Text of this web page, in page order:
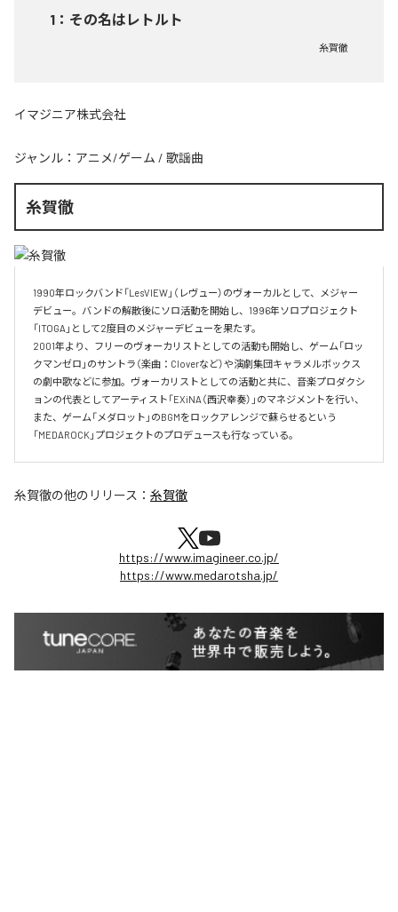
1 ： その名はレトルト
糸賀徹
イマジニア株式会社
ジャンル： アニメ/ゲーム / 歌謡曲
糸賀徹
1990年ロックバンド「LesVIEW」（レヴュー）のヴォーカルとして、メジャー
デビュー。バンドの解散後にソロ活動を開始し、1996年ソロプロジェクト
「ITOGA」として2度目のメジャーデビューを果たす。
2001年より、フリーのヴォーカリストとしての活動も開始し、ゲーム「ロッ
クマンゼロ」のサントラ（楽曲：Cloverなど）や演劇集団キャラメルボックス
の劇中歌などに参加。ヴォーカリストとしての活動と共に、音楽プロダクシ
ョンの代表としてアーティスト「EXiNA（西沢幸奏）」のマネジメントを行い、
また、ゲーム「メダロット」のBGMをロックアレンジで蘇らせるという
「MEDAROCK」プロジェクトのプロデュースも行なっている。
糸賀徹の他のリリース： 糸賀徹
https://www.imagineer.co.jp/
https://www.medarotsha.jp/